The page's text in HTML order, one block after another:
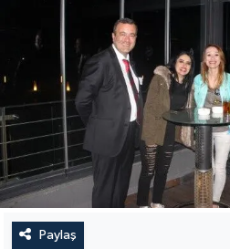
Paylaş